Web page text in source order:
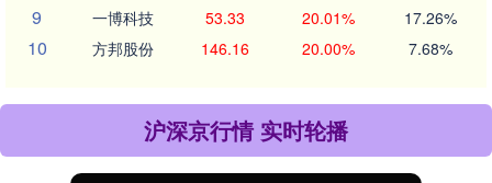
9 一博科技 53.33 20.01% 17.26%
10 方邦股份 146.16 20.00% 7.68%
沪深京行情 实时轮播